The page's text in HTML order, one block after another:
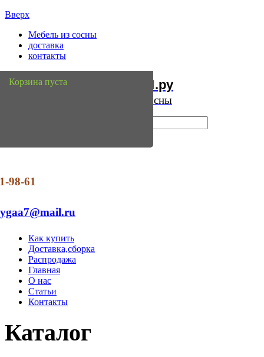
Вверх
Мебель из сосны
доставка
контакты
Мебель Сосны.ру
Интернет магазин мебели из сосны
98-61
Как купить
Доставка,сборка
Распродажа
Главная
О нас
Статьи
Контакты
Корзина пуста
Каталог